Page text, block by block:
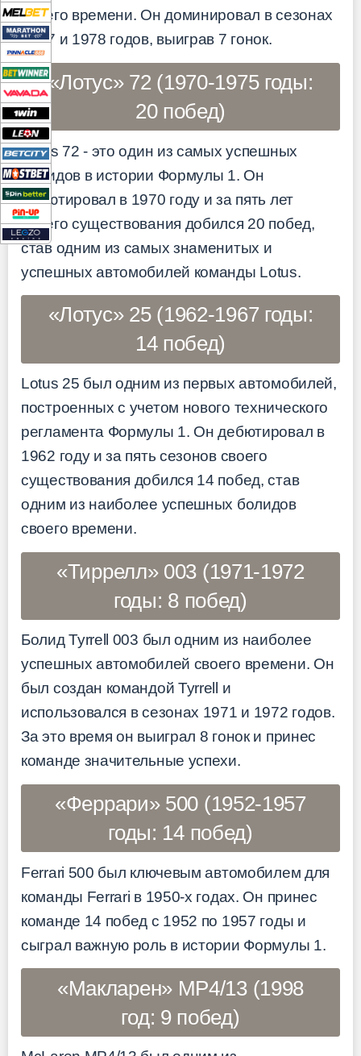
своего времени. Он доминировал в сезонах
1977 и 1978 годов, выиграв 7 гонок.
«Лотус» 72 (1970-1975 годы:
20 побед)
Lotus 72 - это один из самых успешных
болидов в истории Формулы 1. Он
дебютировал в 1970 году и за пять лет
своего существования добился 20 побед,
став одним из самых знаменитых и
успешных автомобилей команды Lotus.
«Лотус» 25 (1962-1967 годы:
14 побед)
Lotus 25 был одним из первых автомобилей,
построенных с учетом нового технического
регламента Формулы 1. Он дебютировал в
1962 году и за пять сезонов своего
существования добился 14 побед, став
одним из наиболее успешных болидов
своего времени.
«Тиррелл» 003 (1971-1972
годы: 8 побед)
Болид Tyrrell 003 был одним из наиболее
успешных автомобилей своего времени. Он
был создан командой Tyrrell и
использовался в сезонах 1971 и 1972 годов.
За это время он выиграл 8 гонок и принес
команде значительные успехи.
«Феррари» 500 (1952-1957
годы: 14 побед)
Ferrari 500 был ключевым автомобилем для
команды Ferrari в 1950-х годах. Он принес
команде 14 побед с 1952 по 1957 годы и
сыграл важную роль в истории Формулы 1.
«Макларен» MP4/13 (1998
год: 9 побед)